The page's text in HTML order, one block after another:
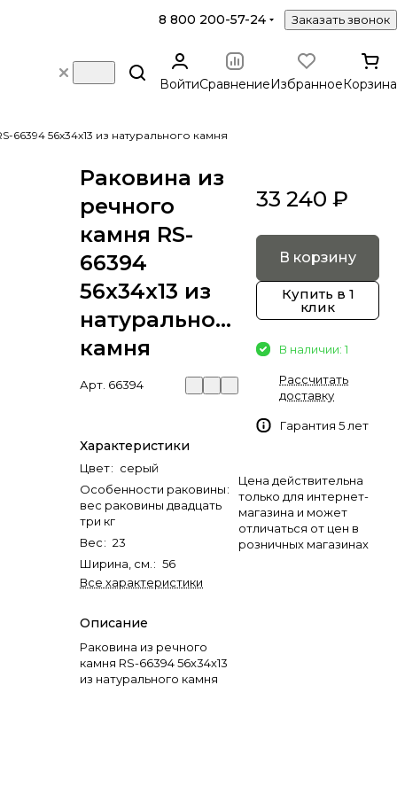
8 800 200-57-24 Заказать звонок
ВойтиСравнениеИзбранноеКорзина
66394 56х34х13 из натурального камня
Раковина из
речного
камня RS-
66394
56х34х13 из
натурального
камня
Арт. 66394
Характеристики
Цвет: серый
Особенности раковины:
вес раковины двадцать
три кг
Вес: 23
Ширина, см. : 56
Все характеристики
Описание
Раковина из речного
камня RS-66394 56х34х13
из натурального камня
33 240 ₽
В корзину
Купить в 1
клик
В наличии: 1
Рассчитать
доставку
Гарантия 5 лет
Цена действительна
только для интернет-
магазина и может
отличаться от цен в
розничных магазинах